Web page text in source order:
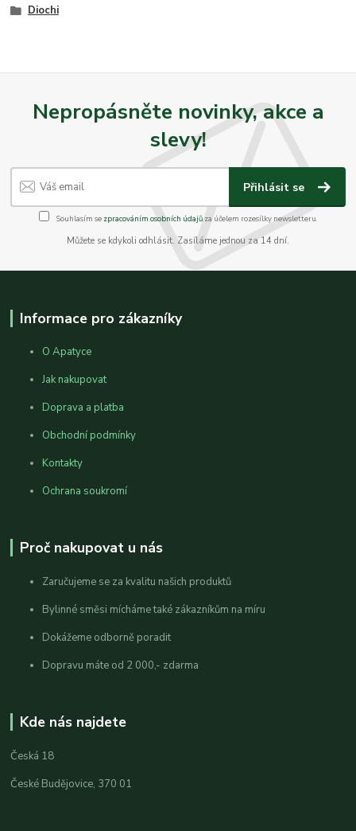
Diochi
Nepropásněte novinky, akce a
slevy!
Přihlásit se
Souhlasím se zpracováním osobních údajůza účelem rozesílky newsletteru.
Můžete se kdykoli odhlásit. Zasíláme jednou za 14 dní.
Informace pro zákazníky
O Apatyce
Jak nakupovat
Doprava a platba
Obchodní podmínky
Kontakty
Ochrana soukromí
Proč nakupovat u nás
Zaručujeme se za kvalitu našich produktů
Bylinné směsi mícháme také zákazníkům na míru
Dokážeme odborně poradit
Dopravu máte od 2 000,- zdarma
Kde nás najdete
Česká 18
České Budějovice, 370 01